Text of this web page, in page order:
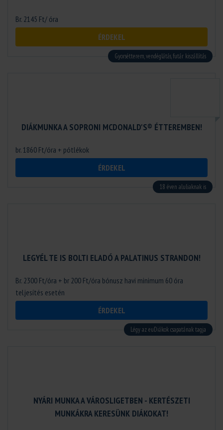
Br. 2145 Ft/ óra
ÉRDEKEL
Gyorsétterem, vendéglátás, futár kiszállítás
DIÁKMUNKA A SOPRONI MCDONALD'S® ÉTTEREMBEN!
br. 1860 Ft/óra + pótlékok
ÉRDEKEL
18 éven aluliaknak is
LEGYÉL TE IS BOLTI ELADÓ A PALATINUS STRANDON!
Br. 2300 Ft/óra + br 200 Ft/óra bónusz havi minimum 60 óra
teljesítés esetén
ÉRDEKEL
Légy az euDiákok csapatának tagja
NYÁRI MUNKA A VÁROSLIGETBEN - KERTÉSZETI
MUNKÁKRA KERESÜNK DIÁKOKAT!